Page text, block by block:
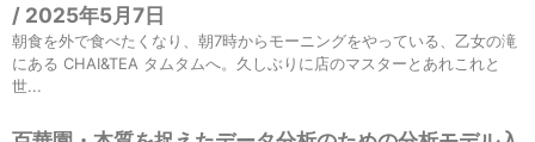
/ 2025年5月7日
朝食を外で食べたくなり、朝7時からモーニングをやっている、乙女の滝
にある CHAI&TEA タムタムへ。久しぶりに店のマスターとあれこれと
世...